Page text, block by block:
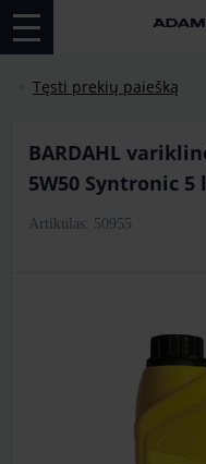
Tęsti prekių paiešką
BARDAHL variklinė alyva XTC INDY RACING
5W50 Syntronic 5 l
Artikulas: 50955